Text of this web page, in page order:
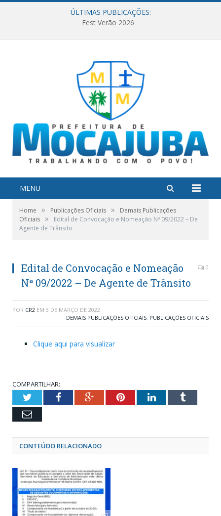
ÚLTIMAS PUBLICAÇÕES:
Fest Verão 2026
MENU
Home » Publicações Oficiais »
Demais Publicações
Oficiais »
Edital de Convocação e Nomeação Nª 09/2022 – De
Agente de Trânsito
Edital de Convocação e Nomeação
Nª 09/2022 – De Agente de Trânsito
0
POR CR2 EM 3 DE MARÇO DE 2022
DEMAIS PUBLICAÇÕES OFICIAIS, PUBLICAÇÕES OFICIAIS
Clique aqui para visualizar
COMPARTILHAR:
TwitterFacebookGoogle+PinterestLinkedInTumblr
Email
CONTEÚDO RELACIONADO